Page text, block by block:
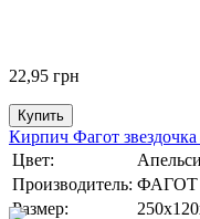
22,95 грн
Купить
Кирпич Фагот звездочка
Цвет:
Производитель: ФАГОТ
Размер: